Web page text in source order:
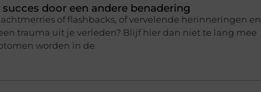
door een andere benadering
of flashbacks, of vervelende herinneringen en
trauma uit je verleden? Blijf hier dan niet te lang mee
worden in de